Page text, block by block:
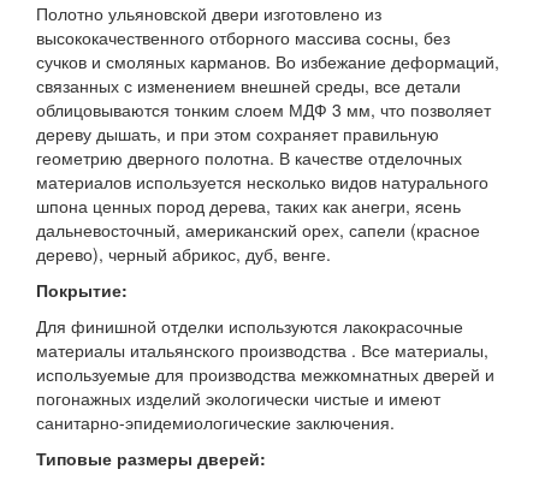
Полотно ульяновской двери изготовлено из
высококачественного отборного массива сосны, без
сучков и смоляных карманов. Во избежание деформаций,
связанных с изменением внешней среды, все детали
облицовываются тонким слоем МДФ 3 мм, что позволяет
дереву дышать, и при этом сохраняет правильную
геометрию дверного полотна. В качестве отделочных
материалов используется несколько видов натурального
шпона ценных пород дерева, таких как анегри, ясень
дальневосточный, американский орех, сапели (красное
дерево), черный абрикос, дуб, венге.
Покрытие:
Для финишной отделки используются лакокрасочные
материалы итальянского производства . Все материалы,
используемые для производства межкомнатных дверей и
погонажных изделий экологически чистые и имеют
санитарно-эпидемиологические заключения.
Типовые размеры дверей: